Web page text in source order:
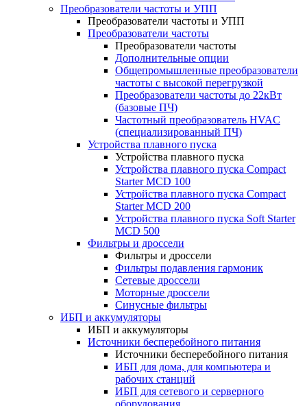
Преобразователи частоты и УПП
Преобразователи частоты и УПП
Преобразователи частоты
Преобразователи частоты
Дополнительные опции
Общепромышленные преобразователи
частоты с высокой перегрузкой
Преобразователи частоты до 22кВт
(базовые ПЧ)
Частотный преобразователь HVAC
(специализированный ПЧ)
Устройства плавного пуска
Устройства плавного пуска
Устройства плавного пуска Compact
Starter MCD 100
Устройства плавного пуска Compact
Starter MCD 200
Устройства плавного пуска Soft Starter
MCD 500
Фильтры и дроссели
Фильтры и дроссели
Фильтры подавления гармоник
Сетевые дроссели
Моторные дроссели
Синусные фильтры
ИБП и аккумуляторы
ИБП и аккумуляторы
Источники бесперебойного питания
Источники бесперебойного питания
ИБП для дома, для компьютера и
рабочих станций
ИБП для сетевого и серверного
оборудования